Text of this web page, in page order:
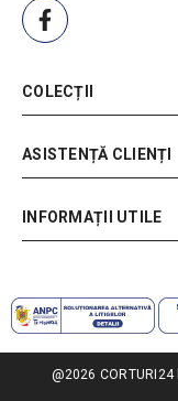
COLECȚII
ASISTENȚĂ CLIENȚI
INFORMAȚII UTILE
@2026 CORTURI24